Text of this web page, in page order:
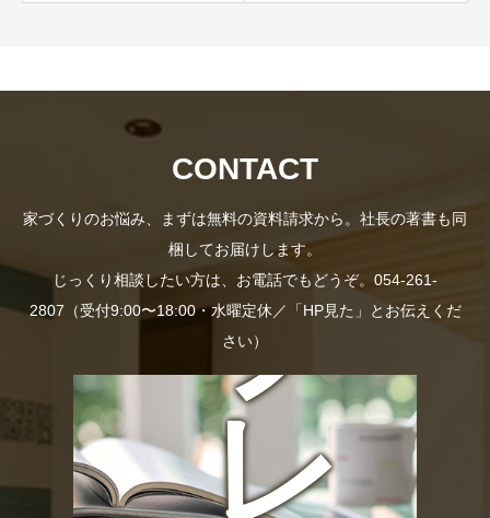
CONTACT
家づくりのお悩み、まずは無料の資料請求から。社長の著書も同
梱してお届けします。
じっくり相談したい方は、お電話でもどうぞ。054-261-
2807（受付9:00〜18:00・水曜定休／「HP見た」とお伝えくだ
さい）
資
料
プ
レ
社
長
の